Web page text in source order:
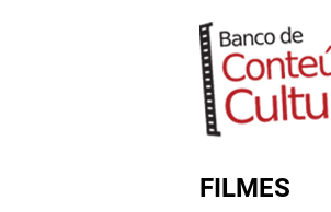
FILMES